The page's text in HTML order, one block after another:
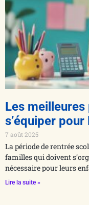
Les
s’équiper
7 août 2025
La période de rentrée
familles qui doivent
nécessaire pour leurs
Lire la suite »